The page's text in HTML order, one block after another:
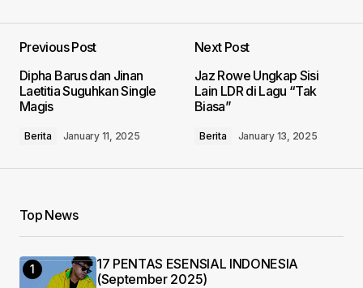
Required fields are marked*
Your Name
Your E-mail*
Previous Post
Dipha Barus dan Jinan
Laetitia Suguhkan Single
Magis
Berita January 11, 2025
Next Post
Jaz Rowe Ungkap Sisi
Lain LDR di Lagu “Tak
Biasa”
Berita January 13, 2025
Top News
17 PENTAS ESENSIAL INDONESIA
(September 2025)